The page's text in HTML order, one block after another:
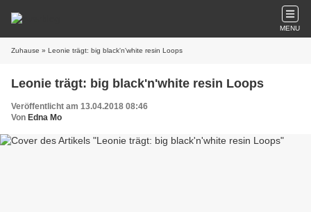
MENU
Zuhause » Leonie trägt: big black'n'white resin Loops
Leonie trägt: big black'n'white resin Loops
Veröffentlicht am 13.04.2018 08:46
Von Edna Mo